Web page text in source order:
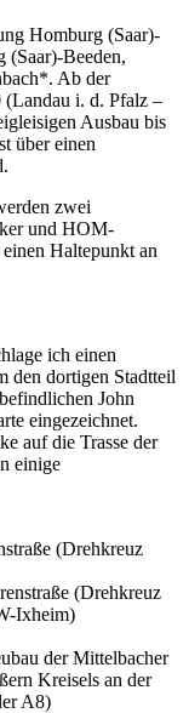
Homburg (Saar)-
(Saar)-Beeden,
Ab der
(Landau i. d. Pfalz –
Ausbau bis
über einen
zwei
und HOM-
Haltepunkt an
ich einen
den dortigen Stadtteil
John
eingezeichnet.
auf die Trasse der
einige
(Drehkreuz
(Drehkreuz
Ixheim)
der Mittelbacher
Kreisels an der
A8)